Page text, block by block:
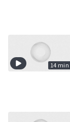
14 min